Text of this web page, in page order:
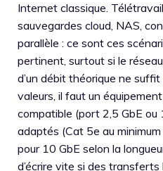
Internet classique.
sauvegardes cloud, NAS,
parallèle : ce sont ces
pertinent, surtout si le
d’un débit théorique ne
valeurs, il faut un
compatible (port 2,5 GbE ou
adaptés (Cat 5e au
pour 10 GbE selon la
d’écrire vite si des